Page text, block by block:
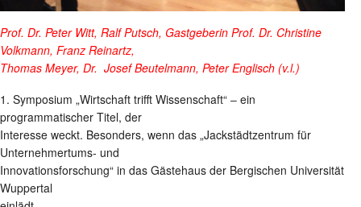
Prof. Dr. Peter Witt, Ralf Putsch, Gastgeberin Prof. Dr. Christine
Volkmann, Franz Reinartz,
Thomas Meyer, Dr. Josef Beutelmann, Peter Englisch (v.l.)
1. Symposium „Wirtschaft trifft Wissenschaft“ ‒ ein
programmatischer Titel, der
Interesse weckt. Besonders, wenn das „Jackstädtzentrum für
Unternehmertums- und
Innovationsforschung“ in das Gästehaus der Bergischen Universität
Wuppertal